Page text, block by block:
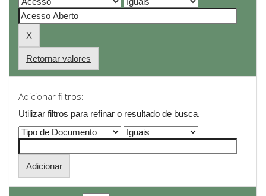
Retornar valores
Adicionar filtros:
Utilizar filtros para refinar o resultado de busca.